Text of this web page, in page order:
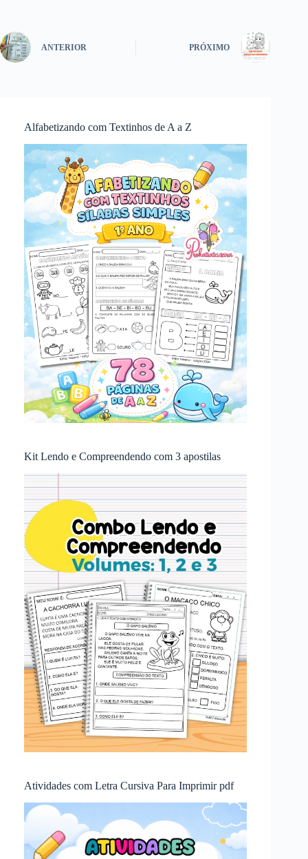
ANTERIOR PRÓXIMO
Alfabetizando com Textinhos de A a Z
Kit Lendo e Compreendendo com 3 apostilas
Atividades com Letra Cursiva Para Imprimir pdf